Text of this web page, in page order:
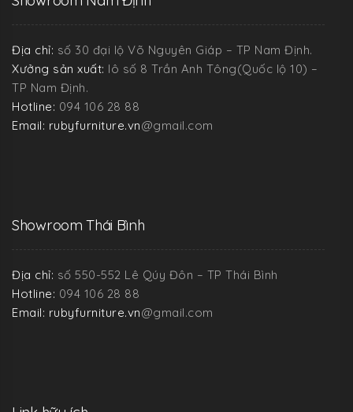
Địa chỉ: số 30 đại lộ Võ Nguyên Giáp – TP Nam Định.
Xưởng sản xuất: lô số 8 Trần Anh Tông(Quốc lộ 10) –
TP Nam Định.
Hotline: 094 106 28 88
Email: rubyfurniture.vn@gmail.com
Showroom Thái Bình
Địa chỉ: số 550-552 Lê Qúy Đôn – TP Thái Bình
Hotline: 094 106 28 88
Email: rubyfurniture.vn@gmail.com